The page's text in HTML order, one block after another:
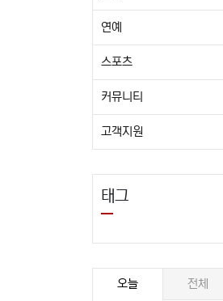
연예
스포츠
커뮤니티
고객지원
태그
오늘 전체